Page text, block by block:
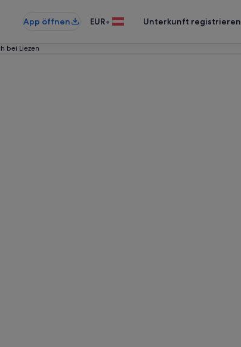
App öffnen EUR• Unterkunft registrieren
bei Liezen